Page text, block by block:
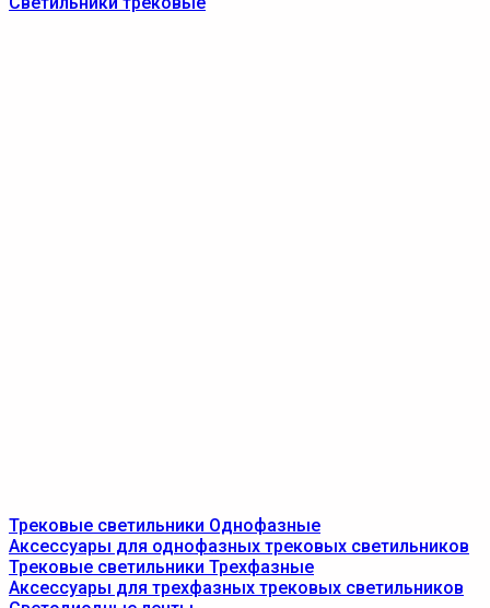
Трековые светильники Однофазные
Аксессуары для однофазных трековых светильников
Трековые светильники Трехфазные
Аксессуары для трехфазных трековых светильников